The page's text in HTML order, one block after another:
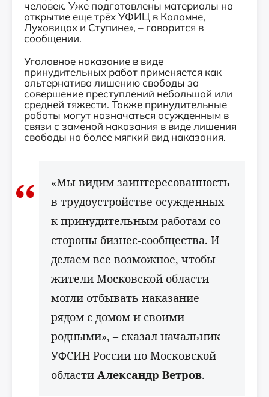
человек. Уже подготовлены материалы на
открытие еще трёх УФИЦ в Коломне,
Луховицах и Ступине», – говорится в
сообщении.
Уголовное наказание в виде
принудительных работ применяется как
альтернатива лишению свободы за
совершение преступлений небольшой или
средней тяжести. Также принудительные
работы могут назначаться осужденным в
связи с заменой наказания в виде лишения
свободы на более мягкий вид наказания.
«Мы видим заинтересованность
в трудоустройстве осужденных
к принудительным работам со
стороны бизнес-сообщества. И
делаем все возможное, чтобы
жители Московской области
могли отбывать наказание
рядом с домом и своими
родными», – сказал начальник
УФСИН России по Московской
области Александр Ветров.